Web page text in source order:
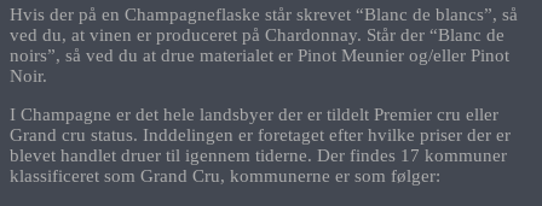
Hvis der på en Champagneflaske står skrevet “Blanc de blancs”, så
ved du, at vinen er produceret på Chardonnay. Står der “Blanc de
noirs”, så ved du at drue materialet er Pinot Meunier og/eller Pinot
Noir.
I Champagne er det hele landsbyer der er tildelt Premier cru eller
Grand cru status. Inddelingen er foretaget efter hvilke priser der er
blevet handlet druer til igennem tiderne. Der findes 17 kommuner
klassificeret som Grand Cru, kommunerne er som følger: